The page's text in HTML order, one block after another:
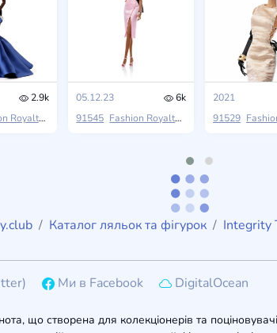
Muse
2.9k
Royalty Integrity Toys 2024 W Club
05.12.23
6k
91545 Fashion Royalty Integrity Toys The
2021
91529
Каталог ляльок та фігурок Integrity
Ми в Facebook DigitalOcean
що створена для колекціонерів та